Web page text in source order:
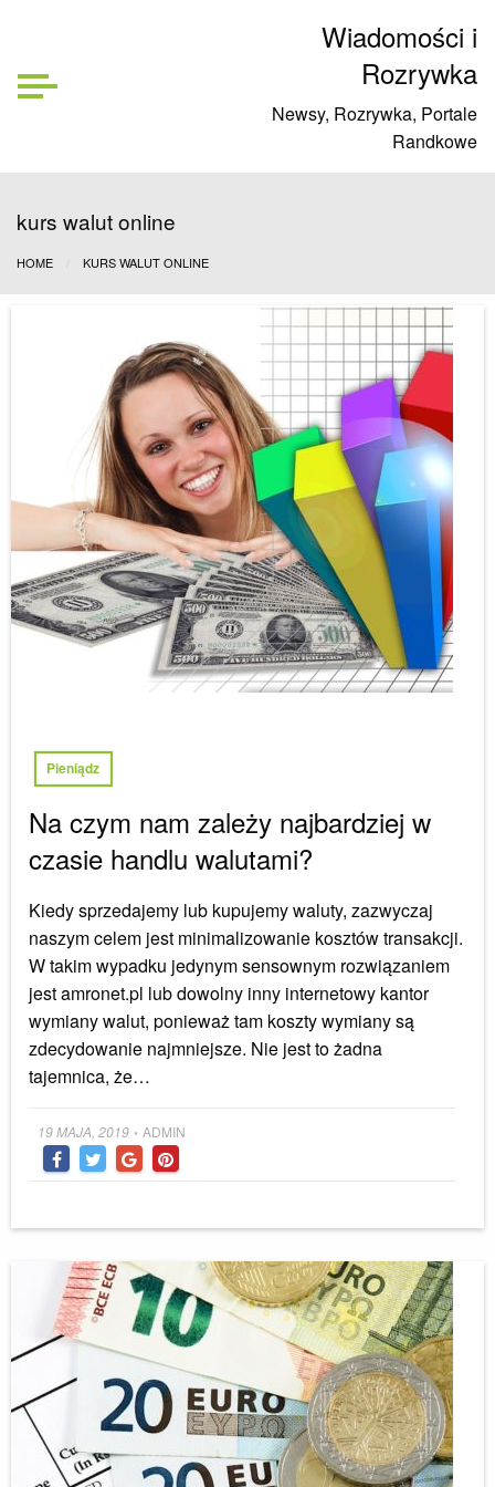
Wiadomości i
Rozrywka
Newsy, Rozrywka, Portale
Randkowe
kurs walut online
HOME KURS WALUT ONLINE
Pieniądz
Na czym nam zależy najbardziej w
czasie handlu walutami?
Kiedy sprzedajemy lub kupujemy waluty, zazwyczaj
naszym celem jest minimalizowanie kosztów transakcji.
W takim wypadku jedynym sensownym rozwiązaniem
jest amronet.pl lub dowolny inny internetowy kantor
wymiany walut, ponieważ tam koszty wymiany są
zdecydowanie najmniejsze. Nie jest to żadna
tajemnica, że…
Posted
on
19 MAJA, 2019 • ADMIN